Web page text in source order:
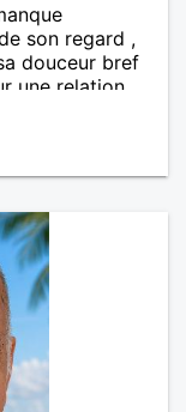
son regard ,
douceur bref
une relation